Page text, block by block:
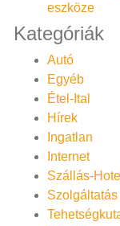
eszköze
Kategóriák
Autó
Egyéb
Étel-Ital
Hírek
Ingatlan
Internet
Szállás-Hotel
Szolgáltatás